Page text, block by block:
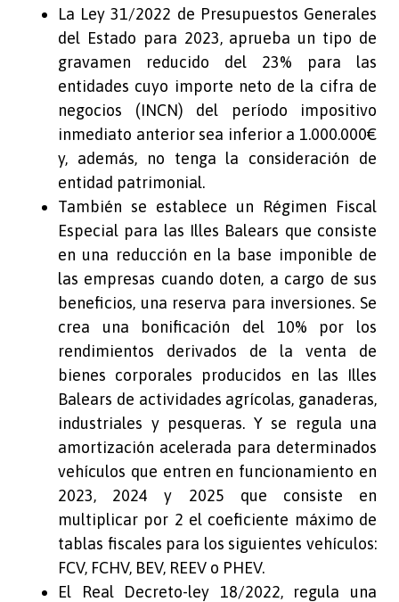
La Ley 31/2022 de Presupuestos Generales
del Estado para 2023, aprueba un tipo de
gravamen reducido del 23% para las
entidades cuyo importe neto de la cifra de
negocios (INCN) del período impositivo
inmediato anterior sea inferior a 1.000.000€
y, además, no tenga la consideración de
entidad patrimonial.
También se establece un Régimen Fiscal
Especial para las Illes Balears que consiste
en una reducción en la base imponible de
las empresas cuando doten, a cargo de sus
beneficios, una reserva para inversiones. Se
crea una bonificación del 10% por los
rendimientos derivados de la venta de
bienes corporales producidos en las Illes
Balears de actividades agrícolas, ganaderas,
industriales y pesqueras. Y se regula una
amortización acelerada para determinados
vehículos que entren en funcionamiento en
2023, 2024 y 2025 que consiste en
multiplicar por 2 el coeficiente máximo de
tablas fiscales para los siguientes vehículos:
FCV, FCHV, BEV, REEV o PHEV.
El Real Decreto-ley 18/2022, regula una